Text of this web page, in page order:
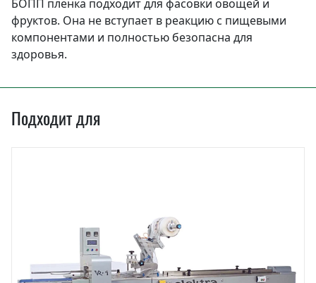
БОПП пленка подходит для фасовки овощей и
фруктов. Она не вступает в реакцию с пищевыми
компонентами и полностью безопасна для
здоровья.
Подходит для